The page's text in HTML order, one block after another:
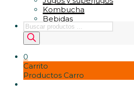
Kombucha
Bebidas
Legumbres
pastas y harinas
Postres vegetales
Búsqueda
de
productos
0
Carrito
Productos Carro